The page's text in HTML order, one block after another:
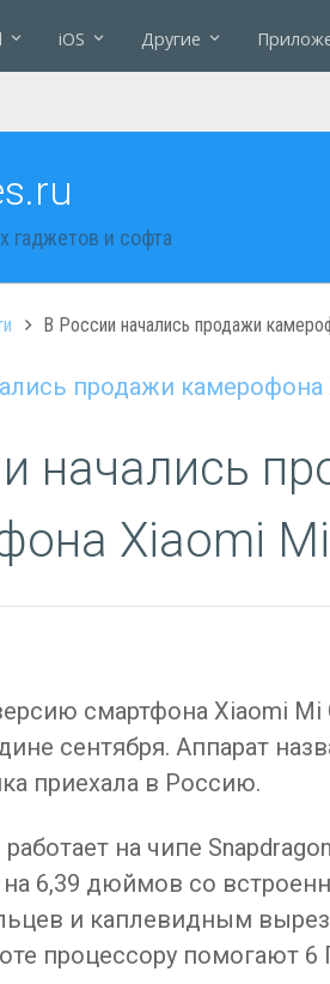
iOS Другие
гаджетов и софта
В России начались продажи
начались
Xiaomi
смартфона Xiaomi Mi
сентября. Аппарат
приехала в Россию.
на чипе
на 6,39 дюймов со
и каплевидным
процессору помогают